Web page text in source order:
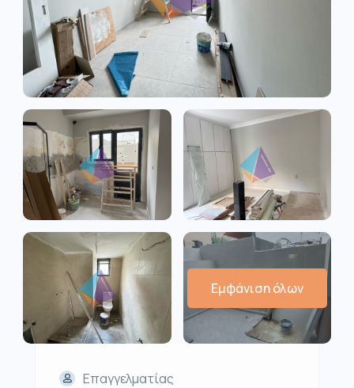
Εμφάνιση όλων
Επαγγελματίας